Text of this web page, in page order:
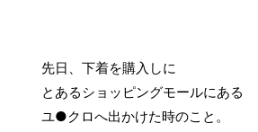
先日、下着を購入しに
とあるショッピングモールにある
ユ●クロへ出かけた時のこと。